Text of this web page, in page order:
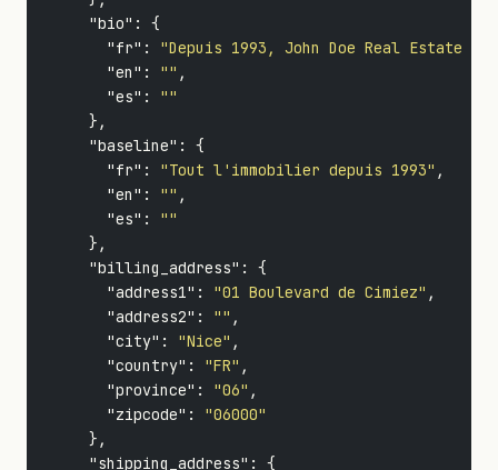
"bio" :
{
"fr" :
"Depuis 1993, John Doe Real Estate
"en" : "" ,
"es" :
""
},
"baseline" :
{
"fr" : "Tout l'immobilier depuis 1993" ,
"en" : "" ,
"es" :
""
},
"billing_address" :
{
"address1" : "01 Boulevard de Cimiez" ,
"address2" : "" ,
"city" : "Nice" ,
"country" : "FR" ,
"province" : "06" ,
"zipcode" :
"06000"
},
"shipping_address" :
{